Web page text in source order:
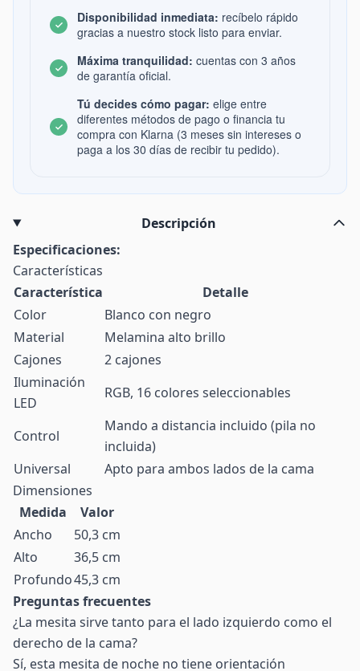
Disponibilidad inmediata: recíbelo rápido
gracias a nuestro stock listo para enviar.
Máxima tranquilidad: cuentas con 3 años
de garantía oficial.
Tú decides cómo pagar: elige entre
diferentes métodos de pago o financia tu
compra con Klarna (3 meses sin intereses o
paga a los 30 días de recibir tu pedido).
Descripción
Especificaciones:
Características
Característica
Detalle
Color
Blanco con negro
Material
Melamina alto brillo
Cajones
2 cajones
Iluminación
LED
RGB, 16 colores seleccionables
Control
Mando a distancia incluido (pila no
incluida)
Universal
Apto para ambos lados de la cama
Dimensiones
Medida
Valor
Ancho
50,3 cm
Alto
36,5 cm
Profundo45,3 cm
Preguntas frecuentes
¿La mesita sirve tanto para el lado izquierdo como el
derecho de la cama?
Sí, esta mesita de noche no tiene orientación